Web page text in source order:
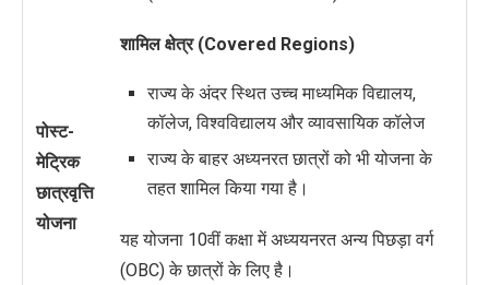
पोस्ट-
मेट्रिक
छात्रवृत्ति
योजना
शामिल क्षेत्र (Covered Regions)
राज्य के अंदर स्थित उच्च माध्यमिक विद्यालय,
कॉलेज, विश्वविद्यालय और व्यावसायिक कॉलेज
राज्य के बाहर अध्यनरत छात्रों को भी योजना के
तहत शामिल किया गया है।
यह योजना 10वीं कक्षा में अध्ययनरत अन्य पिछड़ा वर्ग
(OBC) के छात्रों के लिए है।